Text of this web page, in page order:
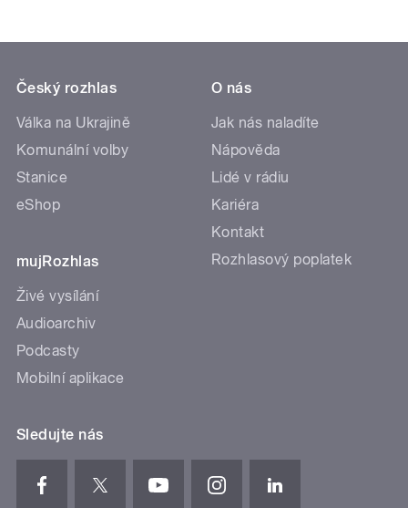
Český rozhlas
Válka na Ukrajině
Komunální volby
Stanice
eShop
mujRozhlas
Živé vysílání
Audioarchiv
Podcasty
Mobilní aplikace
O nás
Jak nás naladíte
Nápověda
Lidé v rádiu
Kariéra
Kontakt
Rozhlasový poplatek
Sledujte nás